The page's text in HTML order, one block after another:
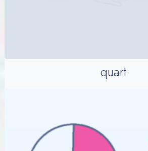
quart